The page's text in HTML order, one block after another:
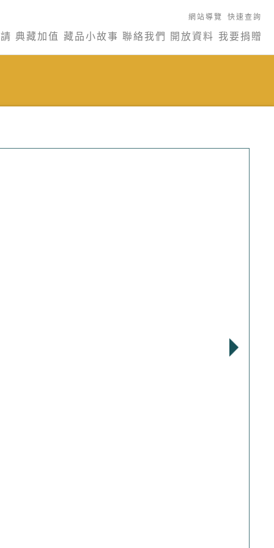
網站導覽 快速查詢
典藏加值 藏品小故事 聯絡我們 開放資料 我要捐贈